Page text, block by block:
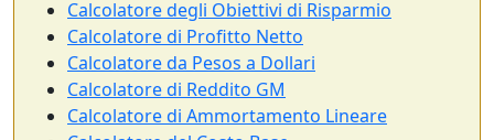
Calcolatore degli Obiettivi di Risparmio
Calcolatore di Profitto Netto
Calcolatore da Pesos a Dollari
Calcolatore di Reddito GM
Calcolatore di Ammortamento Lineare